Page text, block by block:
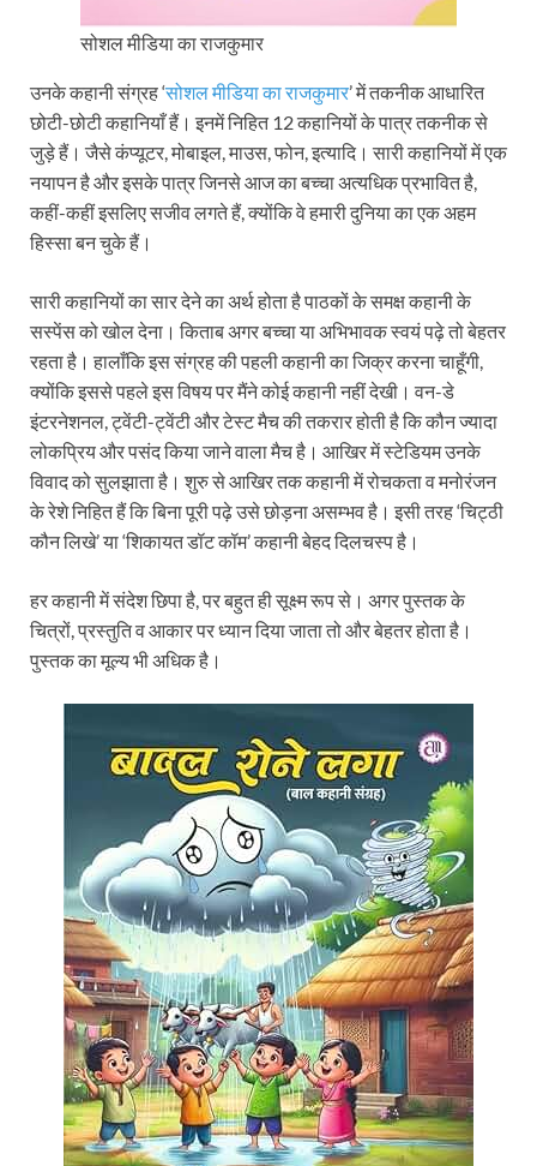
सोशल मीडिया का राजकुमार
उनके कहानी संग्रह ‘सोशल मीडिया का राजकुमार’ में तकनीक आधारित
छोटी-छोटी कहानियाँ हैं। इनमें निहित 12 कहानियों के पात्र तकनीक से
जुड़े हैं। जैसे कंप्यूटर, मोबाइल, माउस, फोन, इत्यादि। सारी कहानियों में एक
नयापन है और इसके पात्र जिनसे आज का बच्चा अत्यधिक प्रभावित है,
कहीं-कहीं इसलिए सजीव लगते हैं, क्योंकि वे हमारी दुनिया का एक अहम
हिस्सा बन चुके हैं।
सारी कहानियों का सार देने का अर्थ होता है पाठकों के समक्ष कहानी के
सस्पेंस को खोल देना। किताब अगर बच्चा या अभिभावक स्वयं पढ़े तो बेहतर
रहता है। हालाँकि इस संग्रह की पहली कहानी का जिक्र करना चाहूँगी,
क्योंकि इससे पहले इस विषय पर मैंने कोई कहानी नहीं देखी। वन-डे
इंटरनेशनल, ट्वेंटी-ट्वेंटी और टेस्ट मैच की तकरार होती है कि कौन ज्यादा
लोकप्रिय और पसंद किया जाने वाला मैच है। आखिर में स्टेडियम उनके
विवाद को सुलझाता है। शुरु से आखिर तक कहानी में रोचकता व मनोरंजन
के रेशे निहित हैं कि बिना पूरी पढ़े उसे छोड़ना असम्भव है। इसी तरह ‘चिट्ठी
कौन लिखे’ या ‘शिकायत डॉट कॉम’ कहानी बेहद दिलचस्प है।
हर कहानी में संदेश छिपा है, पर बहुत ही सूक्ष्म रूप से। अगर पुस्तक के
चित्रों, प्रस्तुति व आकार पर ध्यान दिया जाता तो और बेहतर होता है।
पुस्तक का मूल्य भी अधिक है।